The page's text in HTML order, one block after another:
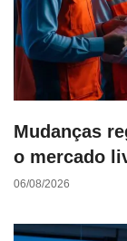
Mudanças
o mercado
06/08/2026